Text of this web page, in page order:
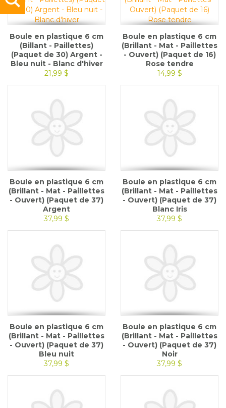
Boule en plastique 6 cm
(Billant - Paillettes)
(Paquet de 30) Argent -
Bleu nuit - Blanc d'hiver
21,99 $
Boule en plastique 6 cm
(Brillant - Mat - Paillettes
- Ouvert) (Paquet de 16)
Rose tendre
14,99 $
Boule en plastique 6 cm
(Brillant - Mat - Paillettes
- Ouvert) (Paquet de 37)
Argent
37,99 $
Boule en plastique 6 cm
(Brillant - Mat - Paillettes
- Ouvert) (Paquet de 37)
Blanc Iris
37,99 $
Boule en plastique 6 cm
(Brillant - Mat - Paillettes
- Ouvert) (Paquet de 37)
Bleu nuit
37,99 $
Boule en plastique 6 cm
(Brillant - Mat - Paillettes
- Ouvert) (Paquet de 37)
Noir
37,99 $